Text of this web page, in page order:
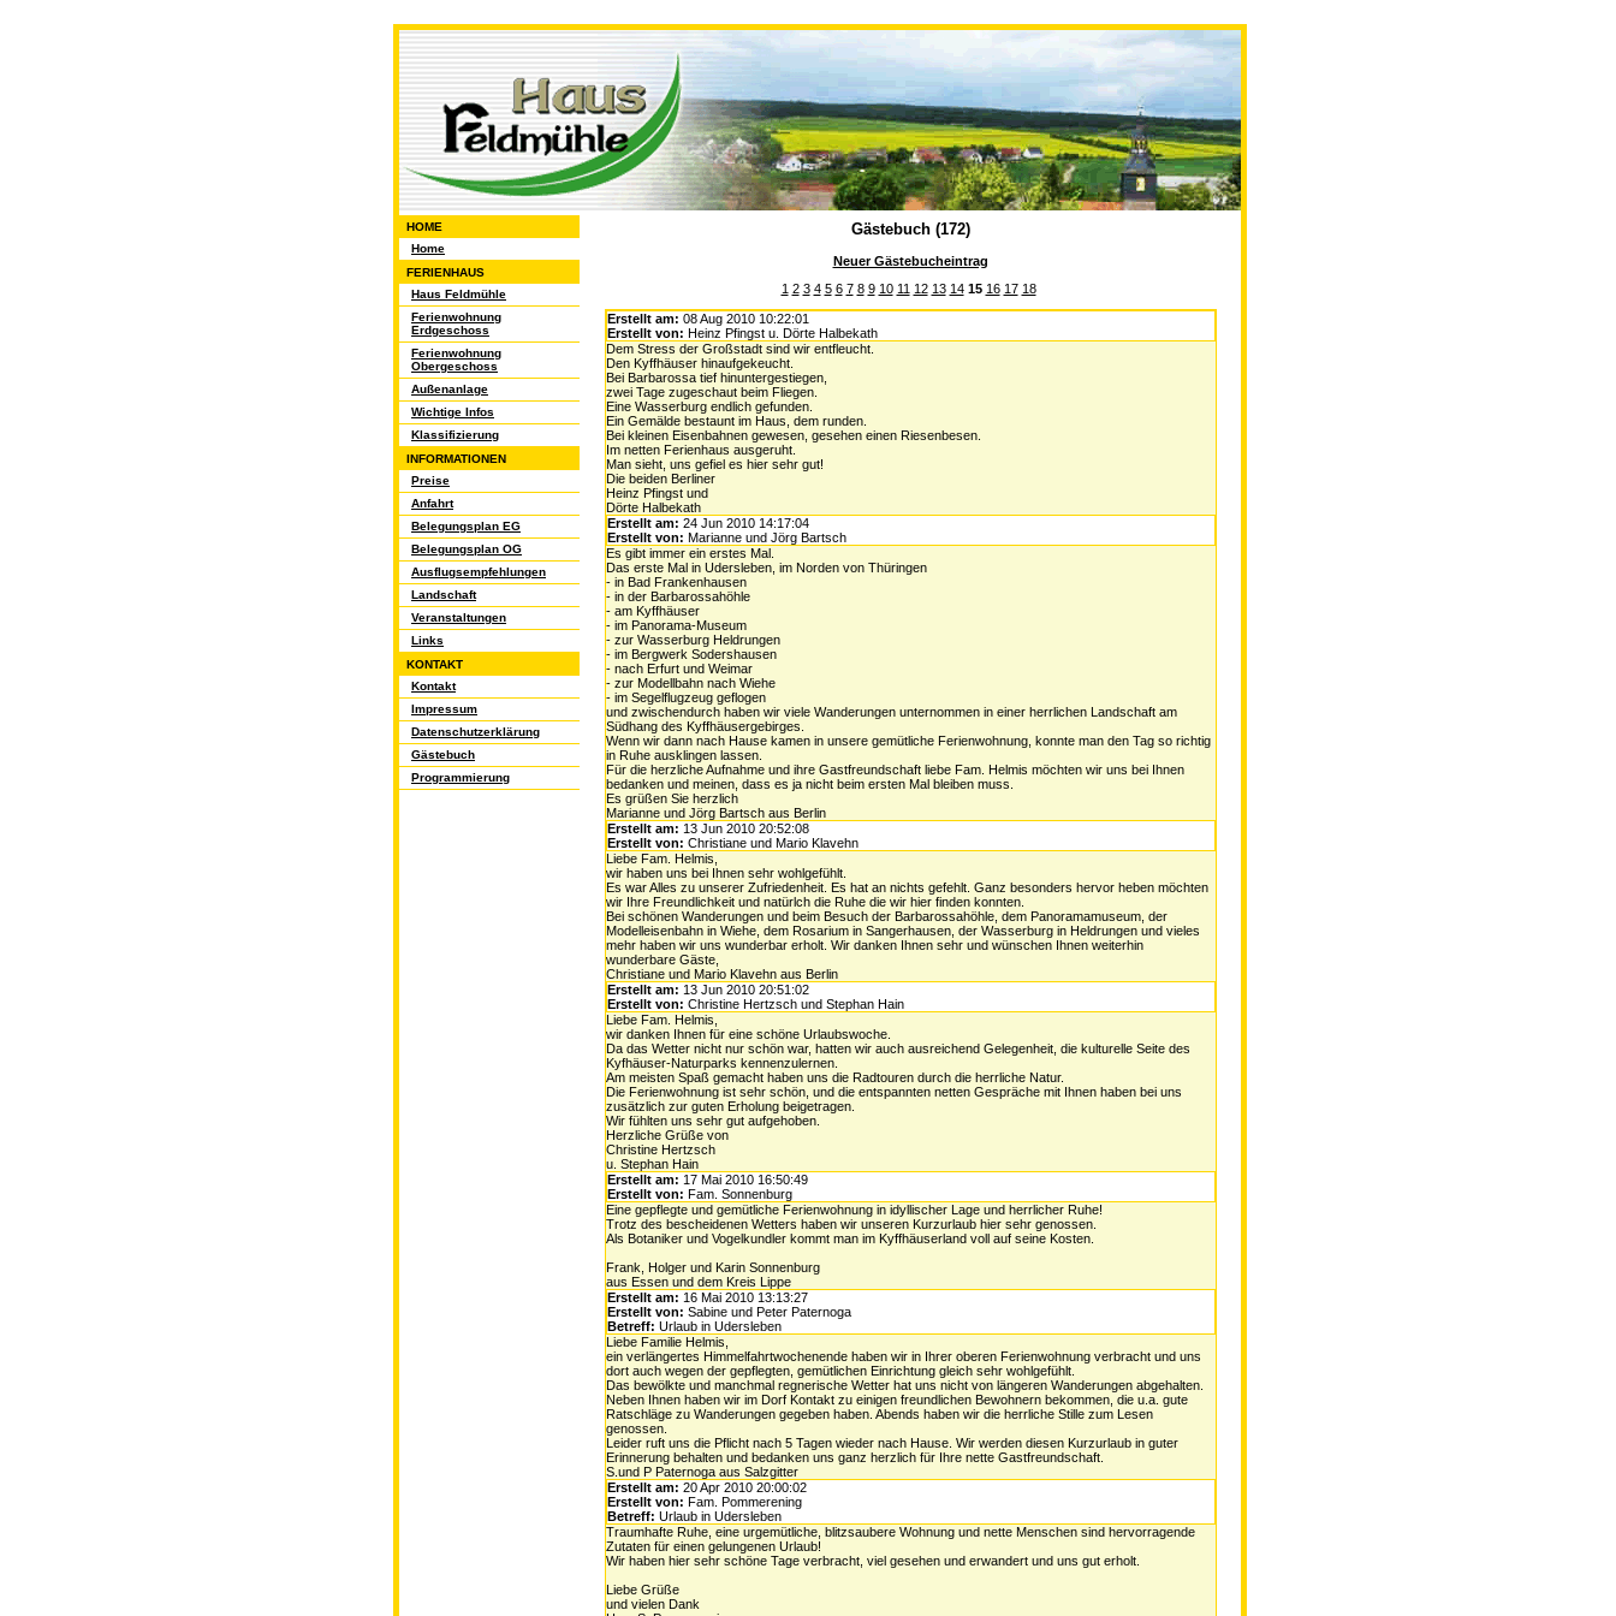
HOME
Home
FERIENHAUS
Haus Feldmühle
Ferienwohnung
Erdgeschoss
Ferienwohnung
Obergeschoss
Außenanlage
Wichtige Infos
Klassifizierung
INFORMATIONEN
Preise
Anfahrt
Belegungsplan EG
Belegungsplan OG
Ausflugsempfehlungen
Landschaft
Veranstaltungen
Links
KONTAKT
Kontakt
Impressum
Datenschutzerklärung
Gästebuch
Programmierung
Gästebuch (172)
Neuer Gästebucheintrag
1 2 3 4 5 6 7 8 9 10 11 12 13 14 15 16 17 18
Erstellt am: 08 Aug 2010 10:22:01
Erstellt von: Heinz Pfingst u. Dörte Halbekath
Dem Stress der Großstadt sind wir entfleucht.
Den Kyffhäuser hinaufgekeucht.
Bei Barbarossa tief hinuntergestiegen,
zwei Tage zugeschaut beim Fliegen.
Eine Wasserburg endlich gefunden.
Ein Gemälde bestaunt im Haus, dem runden.
Bei kleinen Eisenbahnen gewesen, gesehen einen Riesenbesen.
Im netten Ferienhaus ausgeruht.
Man sieht, uns gefiel es hier sehr gut!
Die beiden Berliner
Heinz Pfingst und
Dörte Halbekath
Erstellt am: 24 Jun 2010 14:17:04
Erstellt von: Marianne und Jörg Bartsch
Es gibt immer ein erstes Mal.
Das erste Mal in Udersleben, im Norden von Thüringen
- in Bad Frankenhausen
- in der Barbarossahöhle
- am Kyffhäuser
- im Panorama-Museum
- zur Wasserburg Heldrungen
- im Bergwerk Sodershausen
- nach Erfurt und Weimar
- zur Modellbahn nach Wiehe
- im Segelflugzeug geflogen
und zwischendurch haben wir viele Wanderungen unternommen in einer herrlichen Landschaft am
Südhang des Kyffhäusergebirges.
Wenn wir dann nach Hause kamen in unsere gemütliche Ferienwohnung, konnte man den Tag so richtig
in Ruhe ausklingen lassen.
Für die herzliche Aufnahme und ihre Gastfreundschaft liebe Fam. Helmis möchten wir uns bei Ihnen
bedanken und meinen, dass es ja nicht beim ersten Mal bleiben muss.
Es grüßen Sie herzlich
Marianne und Jörg Bartsch aus Berlin
Erstellt am: 13 Jun 2010 20:52:08
Erstellt von: Christiane und Mario Klavehn
Liebe Fam. Helmis,
wir haben uns bei Ihnen sehr wohlgefühlt.
Es war Alles zu unserer Zufriedenheit. Es hat an nichts gefehlt. Ganz besonders hervor heben möchten
wir Ihre Freundlichkeit und natürlch die Ruhe die wir hier finden konnten.
Bei schönen Wanderungen und beim Besuch der Barbarossahöhle, dem Panoramamuseum, der
Modelleisenbahn in Wiehe, dem Rosarium in Sangerhausen, der Wasserburg in Heldrungen und vieles
mehr haben wir uns wunderbar erholt. Wir danken Ihnen sehr und wünschen Ihnen weiterhin
wunderbare Gäste,
Christiane und Mario Klavehn aus Berlin
Erstellt am: 13 Jun 2010 20:51:02
Erstellt von: Christine Hertzsch und Stephan Hain
Liebe Fam. Helmis,
wir danken Ihnen für eine schöne Urlaubswoche.
Da das Wetter nicht nur schön war, hatten wir auch ausreichend Gelegenheit, die kulturelle Seite des
Kyfhäuser-Naturparks kennenzulernen.
Am meisten Spaß gemacht haben uns die Radtouren durch die herrliche Natur.
Die Ferienwohnung ist sehr schön, und die entspannten netten Gespräche mit Ihnen haben bei uns
zusätzlich zur guten Erholung beigetragen.
Wir fühlten uns sehr gut aufgehoben.
Herzliche Grüße von
Christine Hertzsch
u. Stephan Hain
Erstellt am: 17 Mai 2010 16:50:49
Erstellt von: Fam. Sonnenburg
Eine gepflegte und gemütliche Ferienwohnung in idyllischer Lage und herrlicher Ruhe!
Trotz des bescheidenen Wetters haben wir unseren Kurzurlaub hier sehr genossen.
Als Botaniker und Vogelkundler kommt man im Kyffhäuserland voll auf seine Kosten.
Frank, Holger und Karin Sonnenburg
aus Essen und dem Kreis Lippe
Erstellt am: 16 Mai 2010 13:13:27
Erstellt von: Sabine und Peter Paternoga
Betreff: Urlaub in Udersleben
Liebe Familie Helmis,
ein verlängertes Himmelfahrtwochenende haben wir in Ihrer oberen Ferienwohnung verbracht und uns
dort auch wegen der gepflegten, gemütlichen Einrichtung gleich sehr wohlgefühlt.
Das bewölkte und manchmal regnerische Wetter hat uns nicht von längeren Wanderungen abgehalten.
Neben Ihnen haben wir im Dorf Kontakt zu einigen freundlichen Bewohnern bekommen, die u.a. gute
Ratschläge zu Wanderungen gegeben haben. Abends haben wir die herrliche Stille zum Lesen
genossen.
Leider ruft uns die Pflicht nach 5 Tagen wieder nach Hause. Wir werden diesen Kurzurlaub in guter
Erinnerung behalten und bedanken uns ganz herzlich für Ihre nette Gastfreundschaft.
S.und P Paternoga aus Salzgitter
Erstellt am: 20 Apr 2010 20:00:02
Erstellt von: Fam. Pommerening
Betreff: Urlaub in Udersleben
Traumhafte Ruhe, eine urgemütliche, blitzsaubere Wohnung und nette Menschen sind hervorragende
Zutaten für einen gelungenen Urlaub!
Wir haben hier sehr schöne Tage verbracht, viel gesehen und erwandert und uns gut erholt.
Liebe Grüße
und vielen Dank